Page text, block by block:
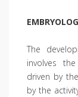
The
involves
driven by
by the